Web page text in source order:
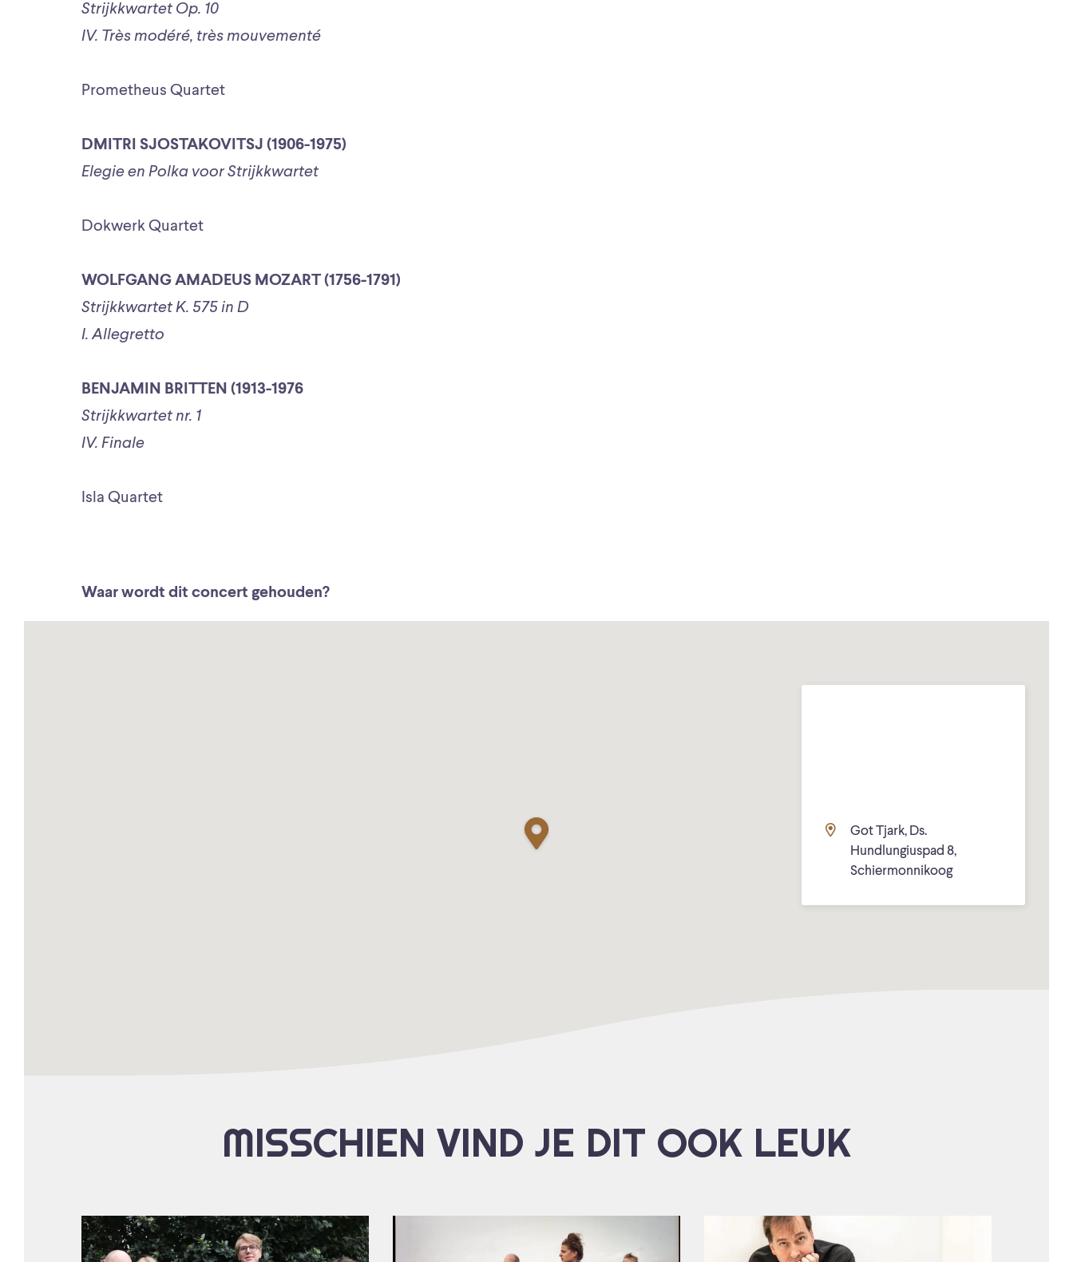
Strijkkwartet Op. 10
IV. Très modéré, très mouvementé
Prometheus Quartet
DMITRI SJOSTAKOVITSJ (1906-1975)
Elegie en Polka voor Strijkkwartet
Dokwerk Quartet
WOLFGANG AMADEUS MOZART (1756-1791)
Strijkkwartet K. 575 in D
I. Allegretto
BENJAMIN BRITTEN (1913-1976
Strijkkwartet nr. 1
IV. Finale
Isla Quartet
Waar wordt dit concert gehouden?
Got Tjark, Ds.
Hundlungiuspad 8,
Schiermonnikoog
MISSCHIEN VIND JE DIT OOK LEUK